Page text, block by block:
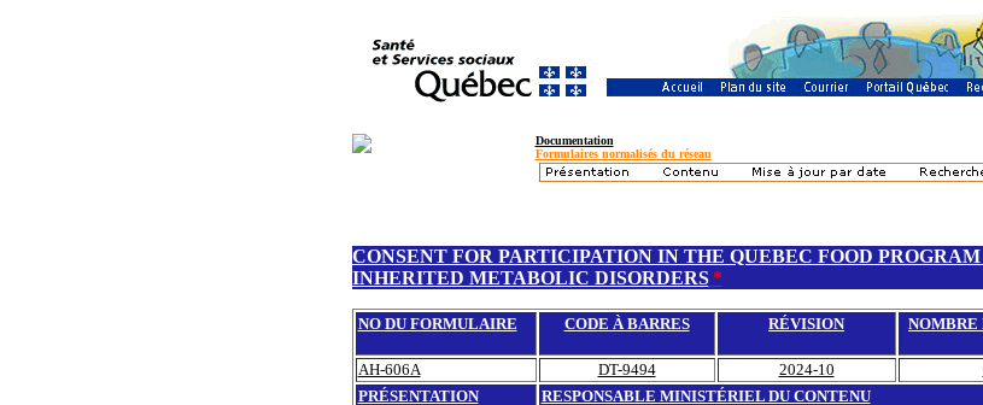
Documentation
Formulaires normalisés du réseau
CONSENT FOR PARTICIPATION IN THE QUEBEC FOOD
INHERITED METABOLIC DISORDERS *
NO DU FORMULAIRE CODE À BARRES RÉVISION NOMBRE
AH-606A
DT-9494 2024-10
PRÉSENTATION
RESPONSABLE MINISTÉRIEL DU CONTENU